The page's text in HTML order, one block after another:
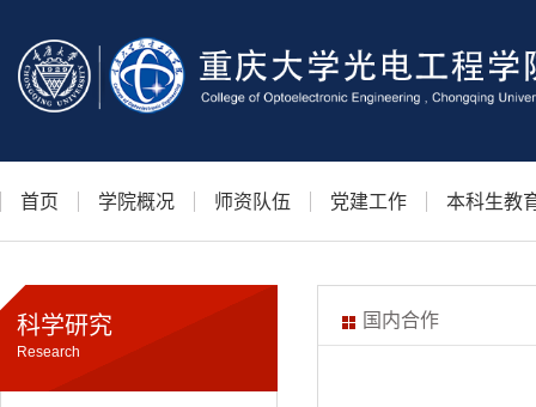
首页 学院概况 师资队伍 党建工作 本科生教
科学研究
Research
国内合作